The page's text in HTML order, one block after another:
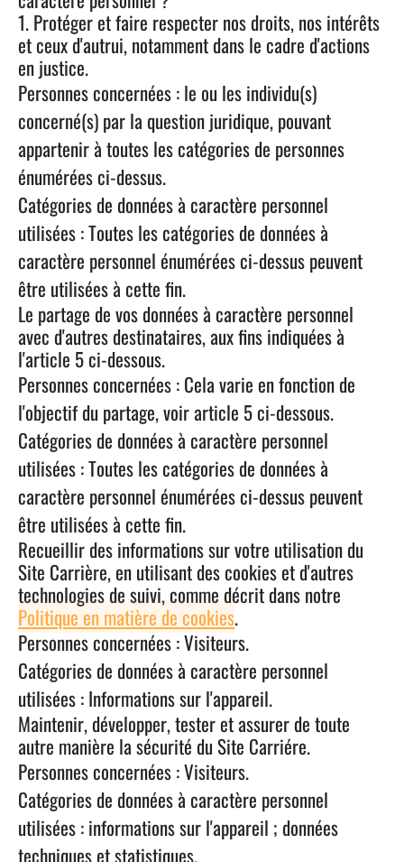
1. Protéger et faire respecter nos droits, nos intérêts
et ceux d'autrui, notamment dans le cadre d'actions
en justice.
Personnes concernées : le ou les individu(s)
concerné(s) par la question juridique, pouvant
appartenir à toutes les catégories de personnes
énumérées ci-dessus.
Catégories de données à caractère personnel
utilisées : Toutes les catégories de données à
caractère personnel énumérées ci-dessus peuvent
être utilisées à cette fin.
Le partage de vos données à caractère personnel
avec d'autres destinataires, aux fins indiquées à
l'article 5 ci-dessous.
Personnes concernées : Cela varie en fonction de
l'objectif du partage, voir article 5 ci-dessous.
Catégories de données à caractère personnel
utilisées : Toutes les catégories de données à
caractère personnel énumérées ci-dessus peuvent
être utilisées à cette fin.
Recueillir des informations sur votre utilisation du
Site Carrière, en utilisant des cookies et d'autres
technologies de suivi, comme décrit dans notre
Politique en matière de cookies.
Personnes concernées : Visiteurs.
Catégories de données à caractère personnel
utilisées : Informations sur l'appareil.
Maintenir, développer, tester et assurer de toute
autre manière la sécurité du Site Carriére.
Personnes concernées : Visiteurs.
Catégories de données à caractère personnel
utilisées : informations sur l'appareil ; données
techniques et statistiques.